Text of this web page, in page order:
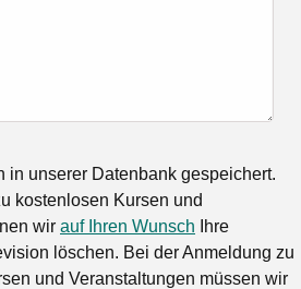
in unserer Datenbank gespeichert.
kostenlosen Kursen und
wir auf Ihren Wunsch Ihre
löschen. Bei der Anmeldung zu
und Veranstaltungen müssen wir